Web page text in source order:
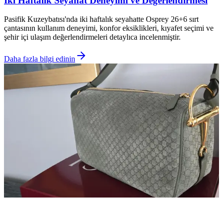
Pasifik Kuzeybatısı'nda iki haftalık seyahatte Osprey 26+6 sırt
çantasının kullanım deneyimi, konfor eksiklikleri, kıyafet seçimi ve
şehir içi ulaşım değerlendirmeleri detaylıca incelenmiştir.
Daha fazla bilgi edinin